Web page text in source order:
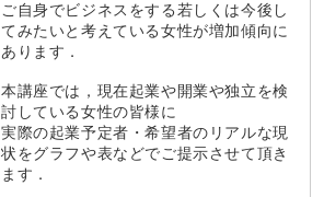
ご自身でビジネスをする若しくは今後し
てみたいと考えている女性が増加傾向に
あります．
本講座では，現在起業や開業や独立を検
討している女性の皆様に
実際の起業予定者・希望者のリアルな現
状をグラフや表などでご提示させて頂き
ます．